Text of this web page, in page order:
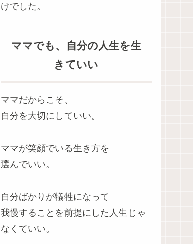
けでした。
ママでも、自分の人生を生
きていい
ママだからこそ、
自分を大切にしていい。
ママが笑顔でいる生き方を
選んでいい。
自分ばかりが犠牲になって
我慢することを前提にした人生じゃ
なくていい。